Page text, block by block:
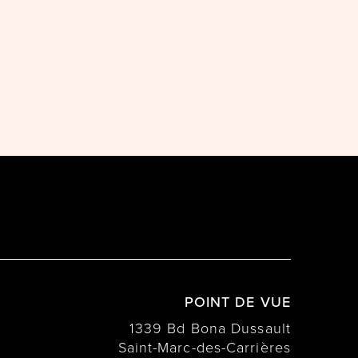
POINT DE VUE
1339 Bd Bona Dussault
Saint-Marc-des-Carrières